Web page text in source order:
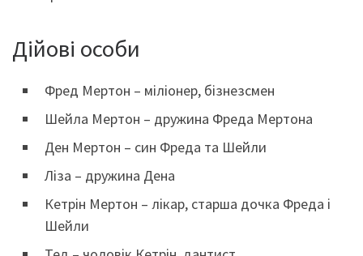
Дійові особи
Фред Мертон – міліонер, бізнезсмен
Шейла Мертон – дружина Фреда Мертона
Ден Мертон – син Фреда та Шейли
Ліза – дружина Дена
Кетрін Мертон – лікар, старша дочка Фреда і
Шейли